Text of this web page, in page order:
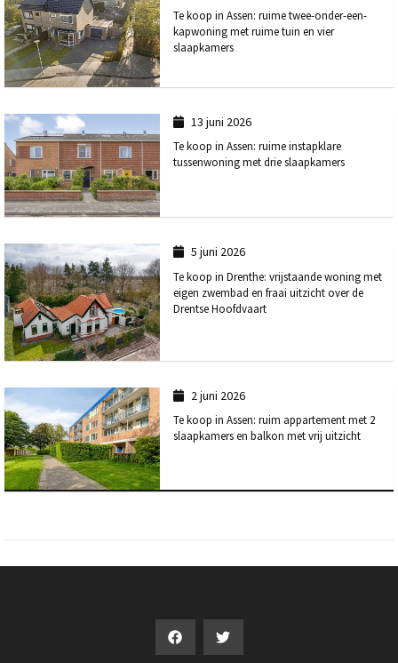
Te koop in Assen: ruime twee-onder-een-
kapwoning met ruime tuin en vier
slaapkamers
13 juni 2026
Te koop in Assen: ruime instapklare
tussenwoning met drie slaapkamers
5 juni 2026
Te koop in Drenthe: vrijstaande woning met
eigen zwembad en fraai uitzicht over de
Drentse Hoofdvaart
2 juni 2026
Te koop in Assen: ruim appartement met 2
slaapkamers en balkon met vrij uitzicht